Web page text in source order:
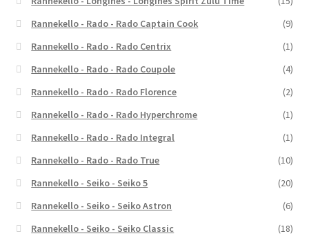
Rannekello - Rado - Rado Captain Cook
(9)
Rannekello - Rado - Rado Centrix
(1)
Rannekello - Rado - Rado Coupole
(4)
Rannekello - Rado - Rado Florence
(2)
Rannekello - Rado - Rado Hyperchrome
(1)
Rannekello - Rado - Rado Integral
(1)
Rannekello - Rado - Rado True
(10)
Rannekello - Seiko - Seiko 5
(20)
Rannekello - Seiko - Seiko Astron
(6)
Rannekello - Seiko - Seiko Classic
(18)